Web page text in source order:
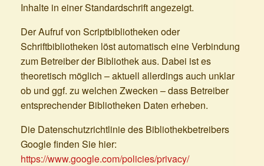
Inhalte in einer Standardschrift angezeigt.
Der Aufruf von Scriptbibliotheken oder
Schriftbibliotheken löst automatisch eine Verbindung
zum Betreiber der Bibliothek aus. Dabei ist es
theoretisch möglich – aktuell allerdings auch unklar
ob und ggf. zu welchen Zwecken – dass Betreiber
entsprechender Bibliotheken Daten erheben.
Die Datenschutzrichtlinie des Bibliothekbetreibers
Google finden Sie hier:
https://www.google.com/policies/privacy/